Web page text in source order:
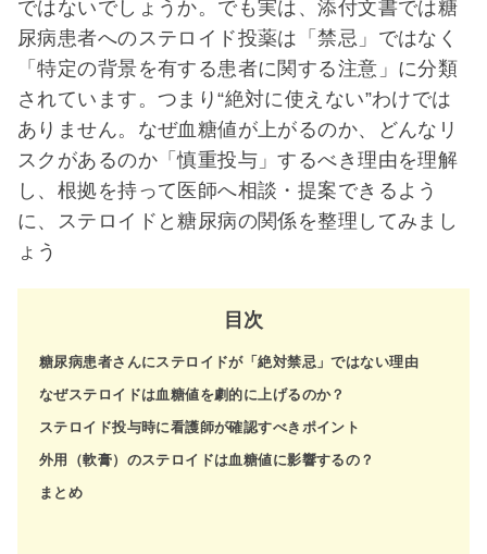
ではないでしょうか。でも実は、添付文書では糖
尿病患者へのステロイド投薬は「禁忌」ではなく
「特定の背景を有する患者に関する注意」に分類
されています。つまり“絶対に使えない”わけでは
ありません。なぜ血糖値が上がるのか、どんなリ
スクがあるのか「慎重投与」するべき理由を理解
し、根拠を持って医師へ相談・提案できるよう
に、ステロイドと糖尿病の関係を整理してみまし
ょう
目次
糖尿病患者さんにステロイドが「絶対禁忌」ではない理由
なぜステロイドは血糖値を劇的に上げるのか？
ステロイド投与時に看護師が確認すべきポイント
外用（軟膏）のステロイドは血糖値に影響するの？
まとめ